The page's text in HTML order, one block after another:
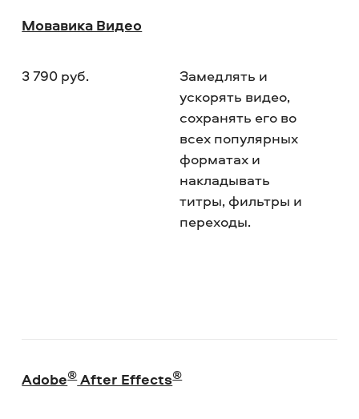
Мовавика Видео
3 790 руб.
Замедлять и
ускорять видео,
сохранять его во
всех популярных
форматах и
накладывать
титры, фильтры и
переходы.
Adobe®After Effects®